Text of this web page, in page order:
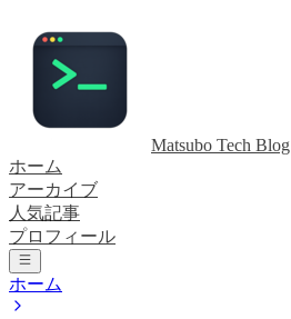
Matsubo Tech Blog
ホーム
アーカイブ
人気記事
プロフィール
ホーム